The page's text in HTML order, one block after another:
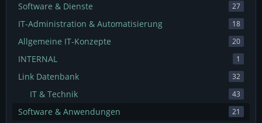
Software & Dienste 27
IT-Administration & Automatisierung 18
Allgemeine IT-Konzepte 20
INTERNAL 1
Link Datenbank 32
IT & Technik 43
Software & Anwendungen 21